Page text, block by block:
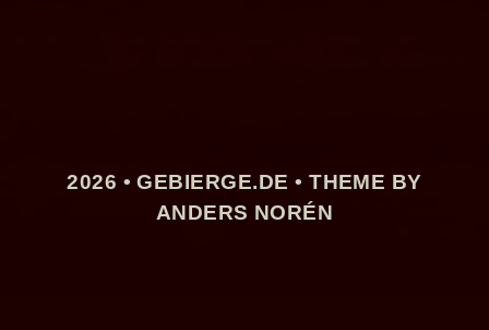
2026 •GEBIERGE.DE • THEME BY
ANDERS NORÉN